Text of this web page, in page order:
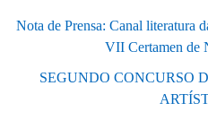
Nota de Prensa: Canal literatura
VII Certamen de
 SEGUNDO CONCURSO